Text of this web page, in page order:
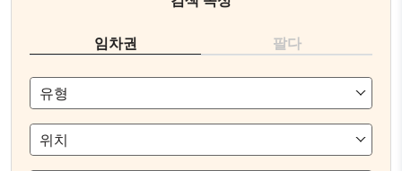
임차권 팔다
유형
위치